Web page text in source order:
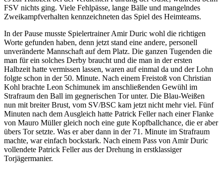
FSV nichts ging. Viele Fehlpässe, lange Bälle und mangelndes
Zweikampfverhalten kennzeichneten das Spiel des Heimteams.
In der Pause musste Spielertrainer Amir Duric wohl die richtigen
Worte gefunden haben, denn jetzt stand eine andere, personell
unveränderte Mannschaft auf dem Platz. Die ganzen Tugenden die
man für ein solches Derby braucht und die man in der ersten
Halbzeit hatte vermissen lassen, waren auf einmal da und der Lohn
folgte schon in der 50. Minute. Nach einem Freistoß von Christian
Kohl brachte Leon Schimunek im anschließenden Gewühl im
Strafraum den Ball im gegnerischen Tor unter. Die Blau-Weißen
nun mit breiter Brust, vom SV/BSC kam jetzt nicht mehr viel. Fünf
Minuten nach dem Ausgleich hatte Patrick Feller nach einer Flanke
von Mauro Müller gleich noch eine gute Kopfballchance, die er aber
übers Tor setzte. Was er aber dann in der 71. Minute im Strafraum
machte, war einfach bockstark. Nach einem Pass von Amir Duric
vollendete Patrick Feller aus der Drehung in erstklassiger
Torjägermanier.